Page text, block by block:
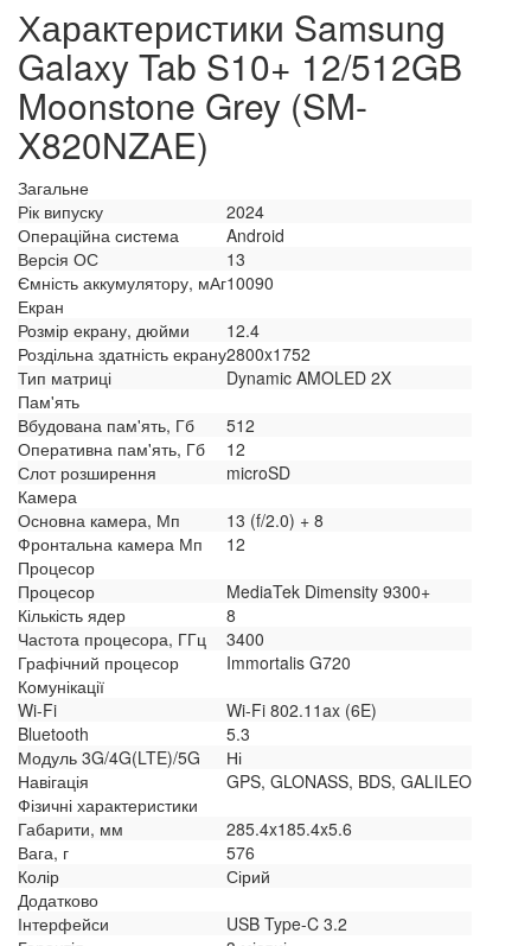
Характеристики Samsung
Galaxy Tab S10+ 12/512GB
Moonstone Grey (SM-
X820NZAE)
Загальне
Рік випуску
2024
Операційна система
Android
Версія ОС
13
Ємність аккумулятору, мАг10090
Екран
Розмір екрану, дюйми
12.4
Роздільна здатність екрану2800x1752
Тип матриці
Dynamic AMOLED 2X
Пам'ять
Вбудована пам'ять, Гб
512
Оперативна пам'ять, Гб
12
Слот розширення
microSD
Камера
Основна камера, Мп
13 (f/2.0) + 8
Фронтальна камера Мп
12
Процесор
Процесор
MediaTek Dimensity 9300+
Кількість ядер
8
Частота процесора, ГГц
3400
Графічний процесор
Immortalis G720
Комунікації
Wi-Fi
Wi-Fi 802.11ax (6E)
Bluetooth
5.3
Модуль 3G/4G(LTE)/5G
Ні
Навігація
GPS, GLONASS, BDS, GALILEO
Фізичні характеристики
Габарити, мм
285.4x185.4x5.6
Вага, г
576
Колір
Сірий
Додатково
Інтерфейси
USB Type-C 3.2